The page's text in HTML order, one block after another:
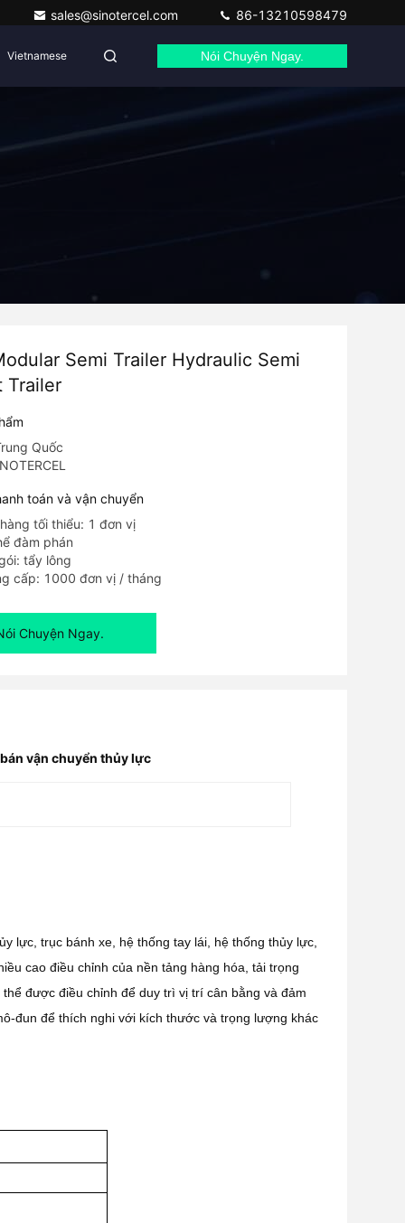
sales@sinotercel.com 86-13210598479
Vietnamese Nói Chuyện Ngay.
Semi Trailer Hydraulic Semi
Trailer
Quốc
toán và vận chuyển
tối thiểu: 1 đơn vị
đàm phán
tẩy lông
cấp: 1000 đơn vị / tháng
Chuyện Ngay.
vận chuyển thủy lực
lực, trục bánh xe, hệ thống tay lái, hệ thống thủy lực,
cao điều chỉnh của nền tảng hàng hóa, tải trọng
được điều chỉnh để duy trì vị trí cân bằng và đảm
đun để thích nghi với kích thước và trọng lượng khác